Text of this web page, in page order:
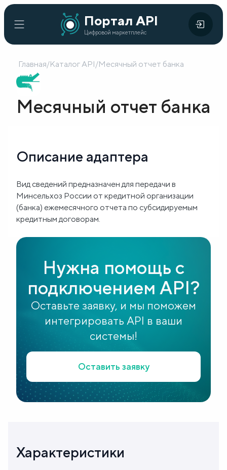
Портал API
Цифровой маркетплейс
Портал
API
Цифровой
маркетплейс
Главная
Каталог
API
внедрения
Готовые
решения
нас
Главная/Каталог API/Месячный отчет банка
Месячный отчет банка
Описание адаптера
Вид сведений предназначен для передачи в
Минсельхоз России от кредитной организации
(банка) ежемесячного отчета по субсидируемым
кредитным договорам.
Нужна помощь с
подключением API?
Оставьте заявку, и мы поможем
интегрировать API в ваши
системы!
Оставить заявку
Характеристики